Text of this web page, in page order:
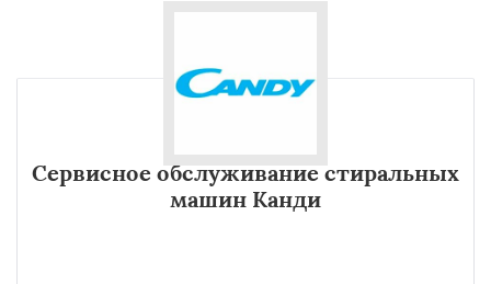
Сервисное обслуживание стиральных
машин Канди